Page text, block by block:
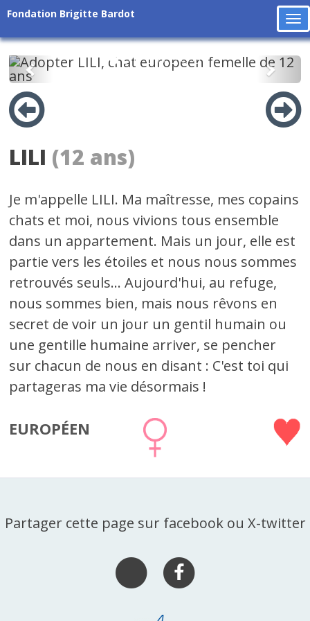
Fondation Brigitte Bardot
Précédent
LILI (12 ans)
Je m'appelle LILI. Ma maîtresse, mes copains
chats et moi, nous vivions tous ensemble
dans un appartement. Mais un jour, elle est
partie vers les étoiles et nous nous sommes
retrouvés seuls... Aujourd'hui, au refuge,
nous sommes bien, mais nous rêvons en
secret de voir un jour un gentil humain ou
une gentille humaine arriver, se pencher
sur chacun de nous en disant : C'est toi qui
partageras ma vie désormais !
EUROPÉEN
Partager cette page sur facebook ou X-twitter